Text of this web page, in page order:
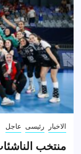
الاخبار رئيسى عاجل
منتخب